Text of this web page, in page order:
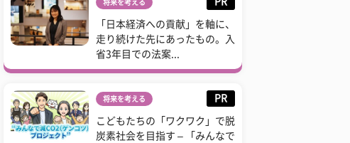
将来を考える
「日本経済への貢献」を軸に、
走り続けた先にあったもの。入
省3年目での法案...
将来を考える PR
こどもたちの「ワクワク」で脱
炭素社会を目指す – 「みんなで